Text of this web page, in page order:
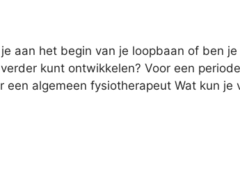
aan het begin van je loopbaan of ben
kunt ontwikkelen? Voor een
algemeen fysiotherapeut Wat kun je